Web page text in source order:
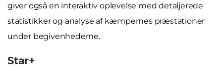
giver også en interaktiv oplevelse med detaljerede
statistikker og analyse af kæmpernes præstationer
under begivenhederne.
Star+